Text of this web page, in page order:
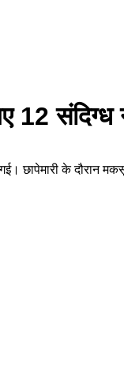
12
गई। छापेमारी के